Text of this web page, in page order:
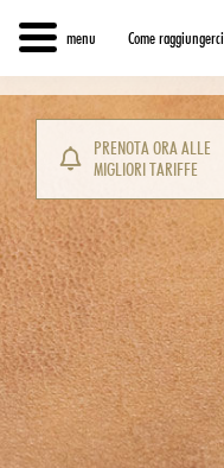
menu Come raggiungerci
PRENOTA ORA ALLE
MIGLIORI TARIFFE